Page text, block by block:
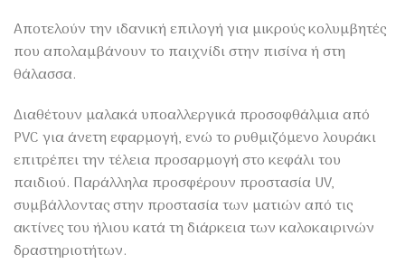
Αποτελούν την ιδανική επιλογή για μικρούς κολυμβητές
που απολαμβάνουν το παιχνίδι στην πισίνα ή στη
θάλασσα.
Διαθέτουν μαλακά υποαλλεργικά προσοφθάλμια από
PVC για άνετη εφαρμογή, ενώ το ρυθμιζόμενο λουράκι
επιτρέπει την τέλεια προσαρμογή στο κεφάλι του
παιδιού. Παράλληλα προσφέρουν προστασία UV,
συμβάλλοντας στην προστασία των ματιών από τις
ακτίνες του ήλιου κατά τη διάρκεια των καλοκαιρινών
δραστηριοτήτων.